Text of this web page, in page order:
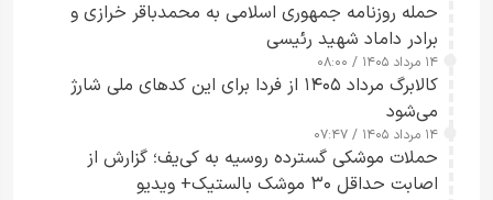
حمله روزنامه جمهوری اسلامی به محمدباقر خرازی و
برادر داماد شهید رئیسی
۱۴ مرداد ۱۴۰۵ / ۰۸:۰۰
کالابرگ مرداد ۱۴۰۵ از فردا برای این کدهای ملی شارژ
می‌شود
۱۴ مرداد ۱۴۰۵ / ۰۷:۴۷
حملات موشکی گسترده روسیه به کی‌یف؛ گزارش از
اصابت حداقل ۳۰ موشک بالستیک+ ویدیو